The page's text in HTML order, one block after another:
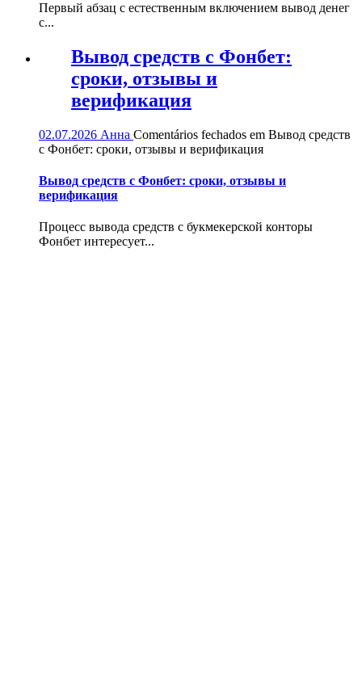
Первый абзац с естественным включением вывод денег
с...
Вывод средств с Фонбет:
сроки, отзывы и
верификация
02.07.2026 Анна Comentários fechados em Вывод средств
с Фонбет: сроки, отзывы и верификация
Вывод средств с Фонбет: сроки, отзывы и
верификация
Процесс вывода средств с букмекерской конторы
Фонбет интересует...